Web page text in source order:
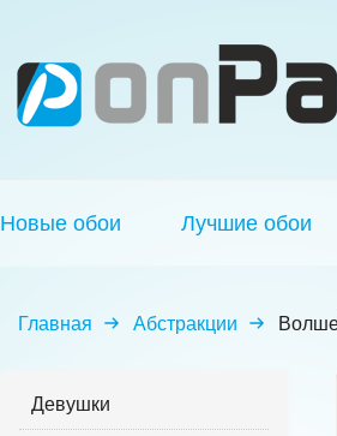
Новые обои Лучшие обои
Главная Абстракции
Девушки